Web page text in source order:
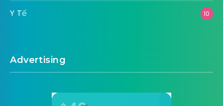
Y Tế 10
Advertising